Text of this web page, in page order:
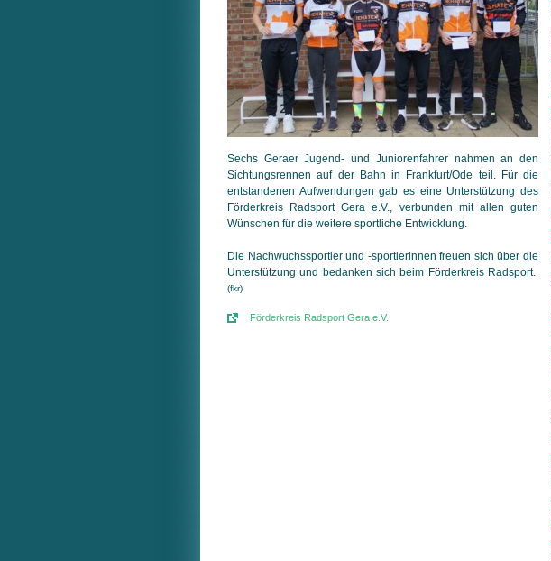
Sechs Geraer Jugend- und Juniorenfahrer nahmen an den
Sichtungsrennen auf der Bahn in Frankfurt/Ode teil. Für die
entstandenen Aufwendungen gab es eine Unterstützung des
Förderkreis Radsport Gera e.V., verbunden mit allen guten
Wünschen für die weitere sportliche Entwicklung.
Die Nachwuchssportler und -sportlerinnen freuen sich über die
Unter­stüt­zung und bedanken sich beim Förder­kreis Radsport.
(fkr)
Förderkreis Radsport Gera e.V.